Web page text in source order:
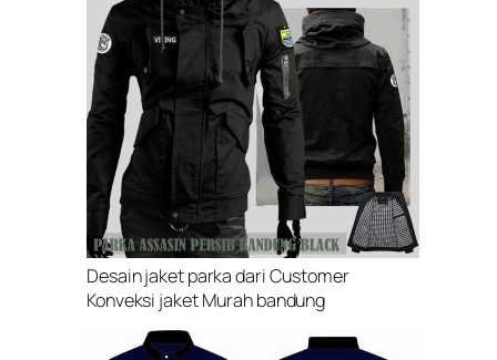
Desain jaket parka dari Customer
Konveksi jaket Murah bandung